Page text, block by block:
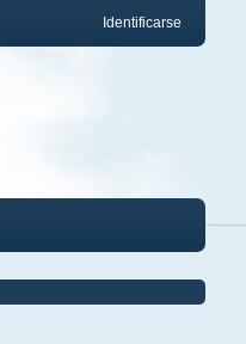
Identificarse